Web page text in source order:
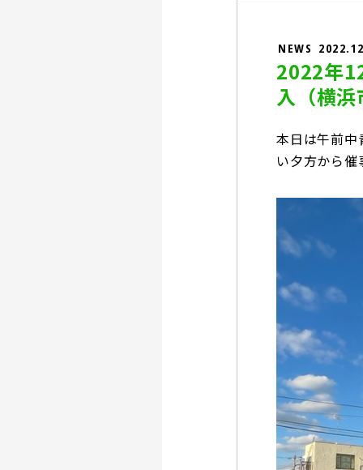
NEWS
2022年
入（横
本日は午前
い夕方から